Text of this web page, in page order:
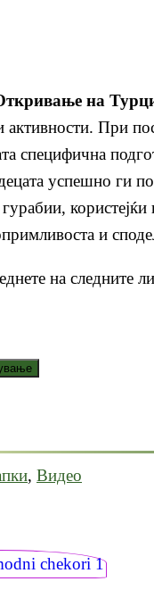
на
активности. При
специфична
ата успешно ги
користејќи
и
на следните
, Видео